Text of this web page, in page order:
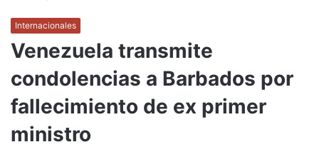
Internacionales
Venezuela transmite
condolencias a Barbados por
fallecimiento de ex primer
ministro